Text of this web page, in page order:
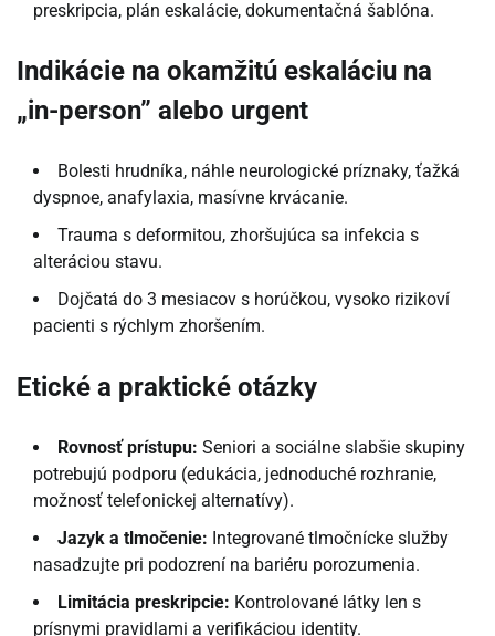
preskripcia, plán eskalácie, dokumentačná šablóna.
Indikácie na okamžitú eskaláciu na
„in-person” alebo urgent
Bolesti hrudníka, náhle neurologické príznaky, ťažká
dyspnoe, anafylaxia, masívne krvácanie.
Trauma s deformitou, zhoršujúca sa infekcia s
alteráciou stavu.
Dojčatá do 3 mesiacov s horúčkou, vysoko rizikoví
pacienti s rýchlym zhoršením.
Etické a praktické otázky
Rovnosť prístupu: Seniori a sociálne slabšie skupiny
potrebujú podporu (edukácia, jednoduché rozhranie,
možnosť telefonickej alternatívy).
Jazyk a tlmočenie: Integrované tlmočnícke služby
nasadzujte pri podozrení na bariéru porozumenia.
Limitácia preskripcie: Kontrolované látky len s
prísnymi pravidlami a verifikáciou identity.